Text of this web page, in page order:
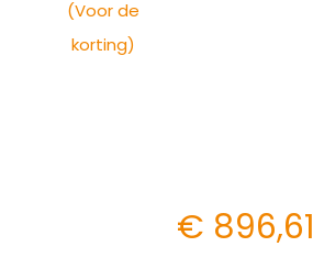
(Voor de
korting)
€ 896,61